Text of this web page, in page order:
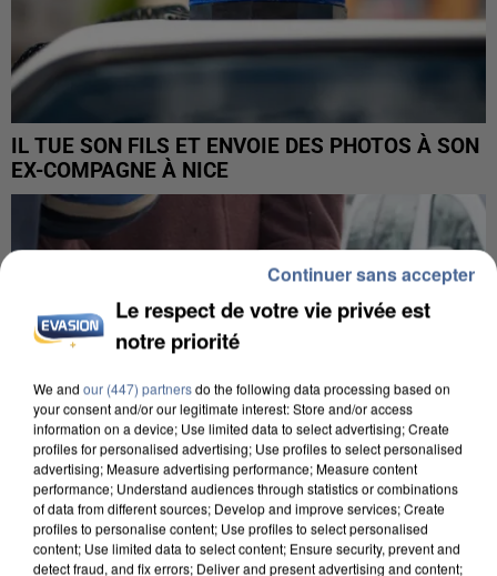
IL TUE SON FILS ET ENVOIE DES PHOTOS À SON
EX-COMPAGNE À NICE
Le respect de votre vie privée est
notre priorité
We and our (447) partnersdo the following data processing based on
your consent and/or our legitimate interest: Store and/or access
information on a device; Use limited data to select advertising; Create
profiles for personalised advertising; Use profiles to select personalised
advertising; Measure advertising performance; Measure content
performance; Understand audiences through statistics or combinations
of data from different sources; Develop and improve services; Create
profiles to personalise content; Use profiles to select personalised
content; Use limited data to select content; Ensure security, prevent and
detect fraud, and fix errors; Deliver and present advertising and content;
Continuer sans accepter